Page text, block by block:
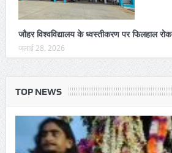
जौहर विश्वविद्यालय के ध्वस्तीकरण पर फिलहाल रोक
जुलाई 28, 2026
TOP NEWS